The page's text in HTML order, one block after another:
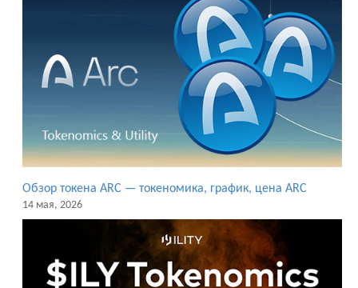
Обзор токена ARC — токеномика, график, цена ARC
14 мая, 2026